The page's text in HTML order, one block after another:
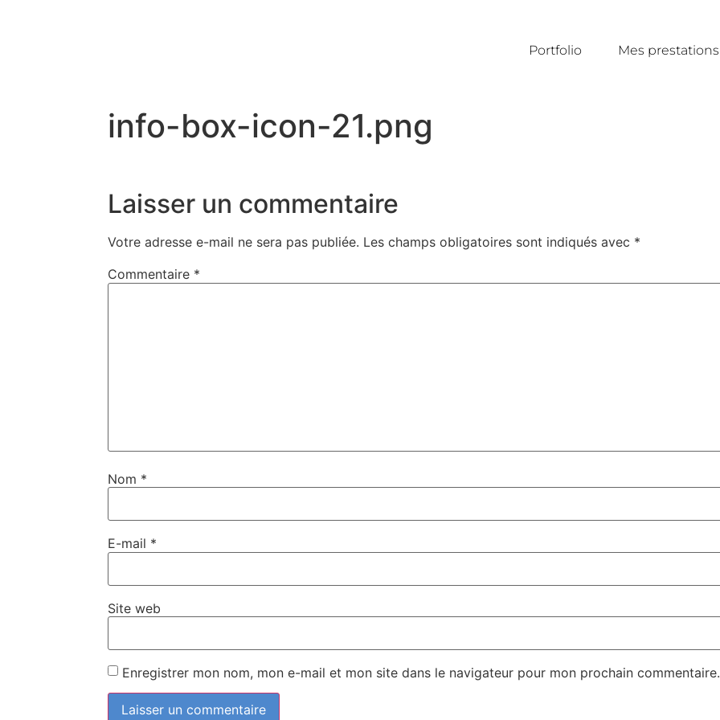
Portfolio Mes prestations
info-box-icon-21.png
Laisser un commentaire
Votre adresse e-mail ne sera pas publiée. Les champs obligatoires sont indiqués avec *
Commentaire *
Nom *
E-mail *
Site web
Enregistrer mon nom, mon e-mail et mon site dans le navigateur pour mon prochain commentaire.